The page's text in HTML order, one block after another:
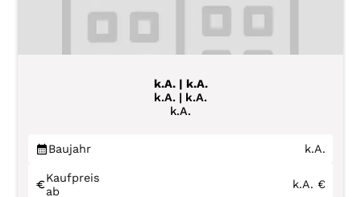
k.A. | k.A.
k.A. | k.A.
k.A.
Baujahr k.A.
Kaufpreis
ab
k.A. €